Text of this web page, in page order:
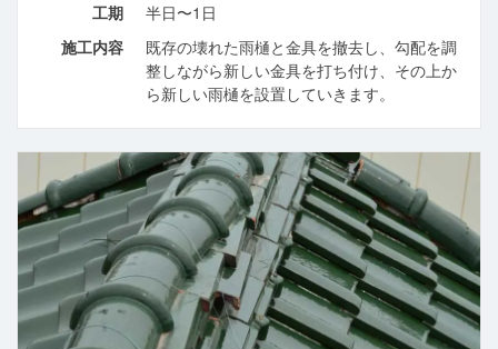
工期
半日〜1日
施工内容
既存の壊れた雨樋と金具を撤去し、勾配を調
整しながら新しい金具を打ち付け、その上か
ら新しい雨樋を設置していきます。